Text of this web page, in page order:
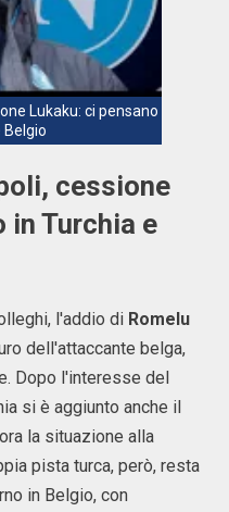
Lukaku: ci pensano
Belgio
cessione
in Turchia e
l'addio di Romelu
dell'attaccante belga,
Dopo l'interesse del
si è aggiunto anche il
la situazione alla
pista turca, però, resta
in Belgio, con